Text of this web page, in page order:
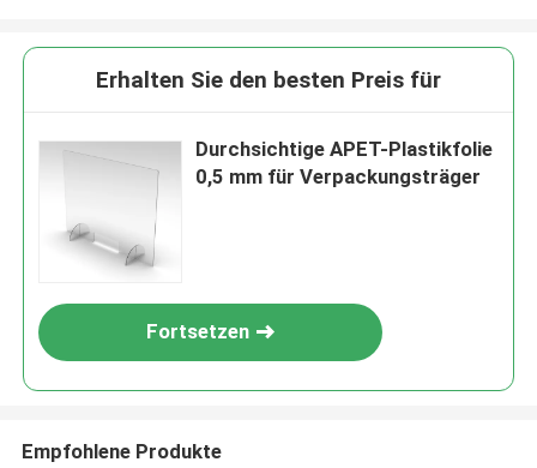
Erhalten Sie den besten Preis für
Durchsichtige APET-Plastikfolie
0,5 mm für Verpackungsträger
Fortsetzen
Empfohlene Produkte